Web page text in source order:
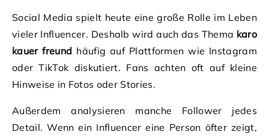
Social Media spielt heute eine große Rolle im Leben
vieler Influencer. Deshalb wird auch das Thema karo
kauer freund häufig auf Plattformen wie Instagram
oder TikTok diskutiert. Fans achten oft auf kleine
Hinweise in Fotos oder Stories.
Außerdem analysieren manche Follower jedes
Detail. Wenn ein Influencer eine Person öfter zeigt,